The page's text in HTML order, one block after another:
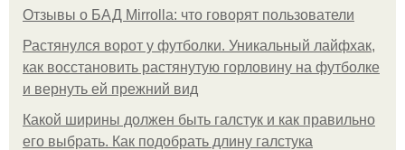
Отзывы о БАД Mirrolla: что говорят пользователи
Растянулся ворот у футболки. Уникальный лайфхак,
как восстановить растянутую горловину на футболке
и вернуть ей прежний вид
Какой ширины должен быть галстук и как правильно
его выбрать. Как подобрать длину галстука